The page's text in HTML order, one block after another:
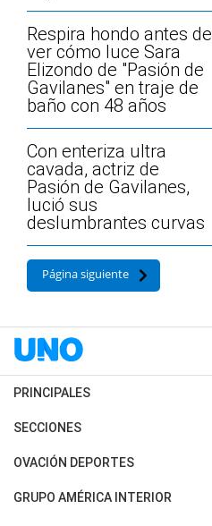
Respira hondo antes de
ver cómo luce Sara
Elizondo de "Pasión de
Gavilanes" en traje de
baño con 48 años
Con enteriza ultra
cavada, actriz de
Pasión de Gavilanes,
lució sus
deslumbrantes curvas
Página siguiente
PRINCIPALES
Últimas Noticias
Política
SECCIONES
Horóscopo
Motores
OVACIÓN DEPORTES
Fútbol
GRUPO AMÉRICA INTERIOR